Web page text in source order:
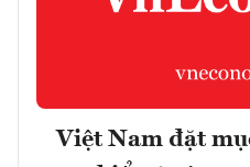
Việt Nam đặt